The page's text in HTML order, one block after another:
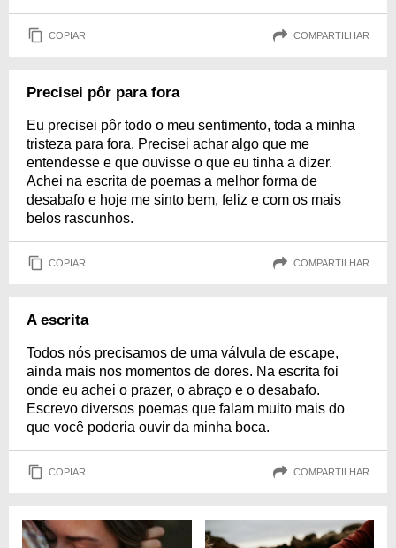
COPIAR COMPARTILHAR
Precisei pôr para fora
Eu precisei pôr todo o meu sentimento, toda a minha
tristeza para fora. Precisei achar algo que me
entendesse e que ouvisse o que eu tinha a dizer.
Achei na escrita de poemas a melhor forma de
desabafo e hoje me sinto bem, feliz e com os mais
belos rascunhos.
COPIAR COMPARTILHAR
A escrita
Todos nós precisamos de uma válvula de escape,
ainda mais nos momentos de dores. Na escrita foi
onde eu achei o prazer, o abraço e o desabafo.
Escrevo diversos poemas que falam muito mais do
que você poderia ouvir da minha boca.
COPIAR COMPARTILHAR